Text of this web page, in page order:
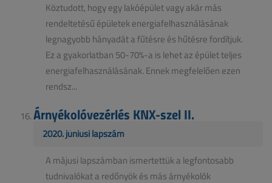
Köztudott, hogy egy lakóépület vagy akár más
rendeltetésű épületek energiafelhasználásának
legnagyobb hányadát a fűtésre és hűtésre fordítjuk.
Ez a gyakorlatban 50-70%-a is lehet az épület teljes
energiafelhasználásának. Ennek megfelelően ezen
rendsz...
Árnyékolóvezérlés KNX-szel II.
2020. júniusi lapszám
A májusi lapszámban ismertettük a legfontosabb
tudnivalókat a redőnyök és más árnyékolók